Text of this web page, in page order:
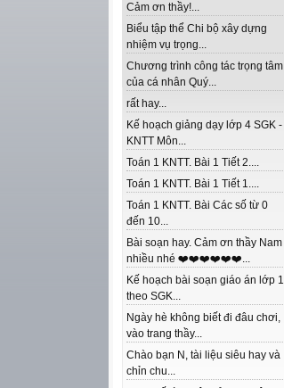
Cảm ơn thầy!...
Biểu tập thể Chi bộ xây dựng
nhiệm vụ trọng...
Chương trình công tác trọng tâm
của cá nhân Quý...
rất hay...
Kế hoạch giảng dạy lớp 4 SGK -
KNTT Môn...
Toán 1 KNTT. Bài 1 Tiết 2....
Toán 1 KNTT. Bài 1 Tiết 1....
Toán 1 KNTT. Bài Các số từ 0
đến 10...
Bài soạn hay. Cảm ơn thầy Nam
nhiều nhé ❤️❤️❤️❤️❤️❤️...
Kế hoạch bài soạn giáo án lớp 1
theo SGK...
Ngày hè không biết đi đâu chơi,
vào trang thầy...
Chào bạn N, tài liệu siêu hay và
chỉn chu...